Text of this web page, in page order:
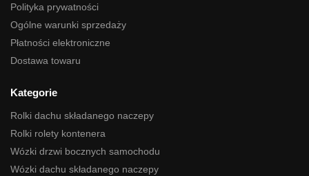
Polityka prywatności
Ogólne warunki sprzedaży
Płatności elektroniczne
Dostawa towaru
Kategorie
Rolki dachu składanego naczepy
Rolki rolety kontenera
Wózki drzwi bocznych samochodu
Wózki dachu składanego naczepy